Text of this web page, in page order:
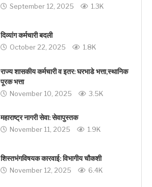
September 12, 2025 1.3K
दिव्यांग कर्मचारी बदली
October 22, 2025 1.8K
राज्य शासकीय कर्मचारी व इतर: घरभाडे भत्ता,स्थानिक
पूरक भत्ता
November 10, 2025 3.5K
महाराष्ट्र नागरी सेवा: सेवापुस्तक
November 11, 2025 1.9K
शिस्तभंगविषयक कारवाई: विभागीय चौकशी
November 12, 2025 6.4K